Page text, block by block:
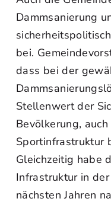
Dammsanierung
bei.
dass bei der
Stellenwert der
Bevölkerung,
Sportinfrastruktur
Gleichzeitig habe
Infrastruktur in
nächsten Jahren